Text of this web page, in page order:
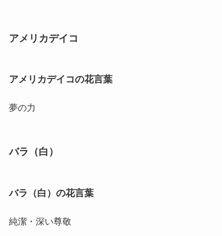
アメリカデイコ
アメリカデイコの花言葉
夢の力
バラ（白）
バラ（白）の花言葉
純潔・深い尊敬